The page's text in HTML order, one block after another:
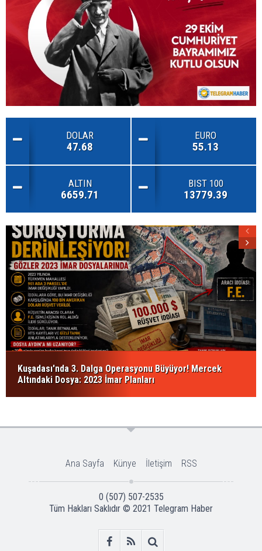
DOLAR
47.68
EURO
55.13
ALTIN
6659.71
BIST 100
13779.39
Kuşadası'nda 3. Dalga Operasyonu Büyüyor! Mercek
Altındaki Dosya: 2023 İmar Planları
Ana Sayfa Künye İletişim RSS
0 (507) 507-2535
Tüm Hakları Saklıdır © 2021 Telegram Haber